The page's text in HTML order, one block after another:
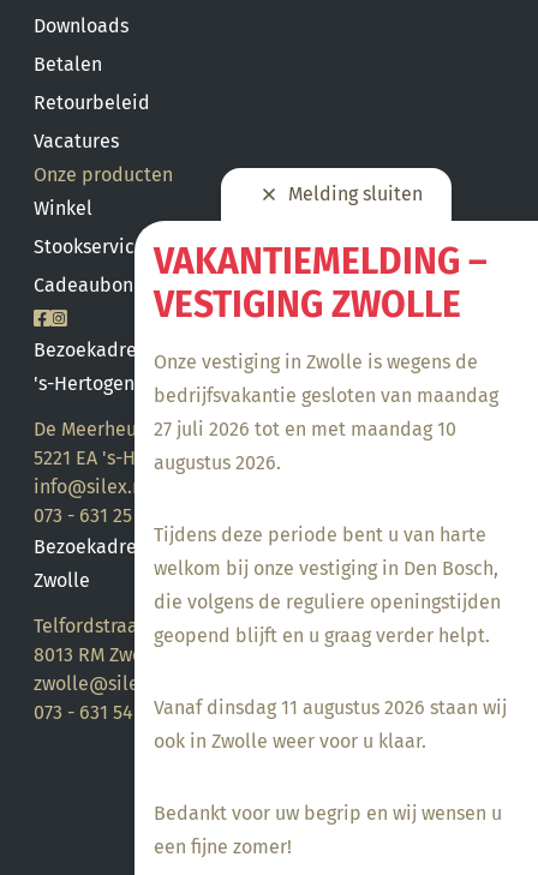
Melding sluiten
VAKANTIEMELDING –
VESTIGING ZWOLLE
Onze vestiging in Zwolle is wegens de
bedrijfsvakantie gesloten van maandag
27 juli 2026 tot en met maandag 10
augustus 2026.
Tijdens deze periode bent u van harte
welkom bij onze vestiging in Den Bosch,
die volgens de reguliere openingstijden
geopend blijft en u graag verder helpt.
Vanaf dinsdag 11 augustus 2026 staan wij
ook in Zwolle weer voor u klaar.
Bedankt voor uw begrip en wij wensen u
een fijne zomer!
Downloads
Betalen
Retourbeleid
Vacatures
Onze producten
Winkel
Stookservice
Cadeaubon saldo
Bezoekadres
's-Hertogenbosch
De Meerheuvel 21
5221 EA 's-Hertogenbosch
info@silex.nl
073 - 631 25 28
Bezoekadres
Zwolle
Telfordstraat 14
8013 RM Zwolle
zwolle@silex.nl
073 - 631 54 05